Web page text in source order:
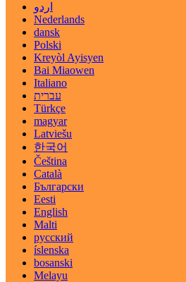
اردو
Nederlands
dansk
Polski
Kreyòl Ayisyen
Bai Miaowen
Italiano
עברית
Türkçe
magyar
Latviešu
한국어
Čeština
Català
Български
Eesti
English
Malti
русский
íslenska
bosanski
Melayu